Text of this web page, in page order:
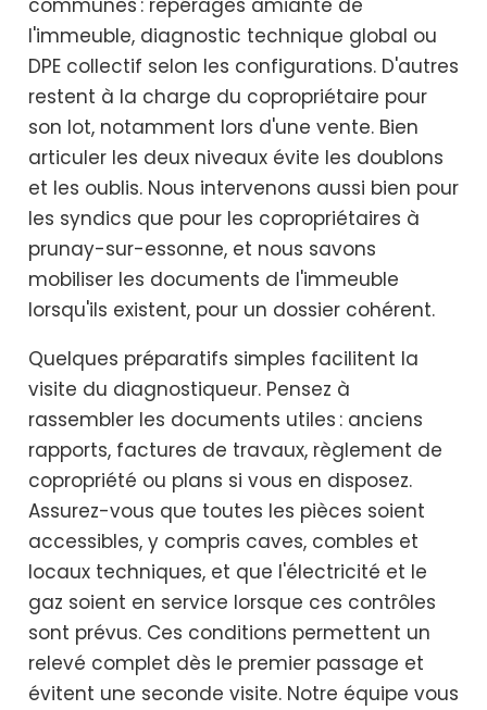
l'immeuble, diagnostic technique global ou
DPE collectif selon les configurations. D'autres
restent à la charge du copropriétaire pour
son lot, notamment lors d'une vente. Bien
articuler les deux niveaux évite les doublons
et les oublis. Nous intervenons aussi bien pour
les syndics que pour les copropriétaires à
prunay-sur-essonne, et nous savons
mobiliser les documents de l'immeuble
lorsqu'ils existent, pour un dossier cohérent.
Quelques préparatifs simples facilitent la
visite du diagnostiqueur. Pensez à
rassembler les documents utiles : anciens
rapports, factures de travaux, règlement de
copropriété ou plans si vous en disposez.
Assurez-vous que toutes les pièces soient
accessibles, y compris caves, combles et
locaux techniques, et que l'électricité et le
gaz soient en service lorsque ces contrôles
sont prévus. Ces conditions permettent un
relevé complet dès le premier passage et
évitent une seconde visite. Notre équipe vous